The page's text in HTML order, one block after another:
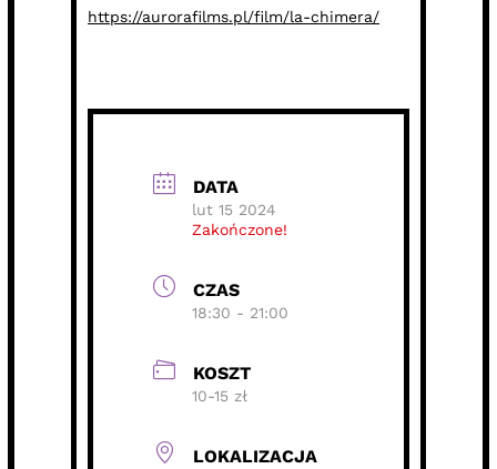
https://aurorafilms.pl/film/la-chimera/
DATA
lut 15 2024
Zakończone!
CZAS
18:30 - 21:00
KOSZT
10-15 zł
LOKALIZACJA